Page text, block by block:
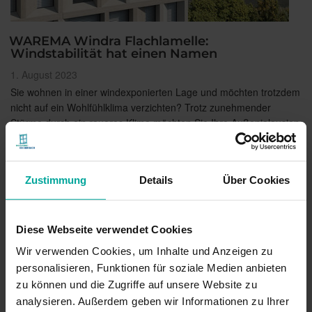
Zustimmung Details Über Cookies
Diese Webseite verwendet Cookies
Wir verwenden Cookies, um Inhalte und Anzeigen zu
personalisieren, Funktionen für soziale Medien anbieten
zu können und die Zugriffe auf unsere Website zu
analysieren. Außerdem geben wir Informationen zu Ihrer
WAREMA Windra Flachlamelle:
Windstabilität hat einen Namen
Veröffentlicht
am
1. August 2023
Sie wohnen in einer windexponierten Lage und möchten trotzdem
nicht auf ein Wohlfühlklima verzichten? Trotz zunehmender
Stürme durch ein raueres Klima möchten Sie Ihre Außenjalousien
nutzen können? Die Windra Flachlamelle von WAREMA verschafft
Abhilfe! Durch die Windstabilität bis 90km/h kann …
„WAREMA
Windra
hat
Namen“
weiterlesen